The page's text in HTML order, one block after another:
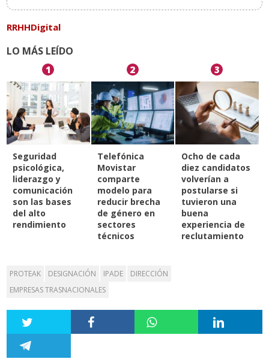
RRHHDigital
LO MÁS LEÍDO
1
Seguridad
psicológica,
liderazgo y
comunicación
son las bases
del alto
rendimiento
2
Telefónica
Movistar
comparte
modelo para
reducir brecha
de género en
sectores
técnicos
3
Ocho de cada
diez candidatos
volverían a
postularse si
tuvieron una
buena
experiencia de
reclutamiento
PROTEAK DESIGNACIÓN IPADE
DIRECCIÓN
EMPRESAS TRASNACIONALES